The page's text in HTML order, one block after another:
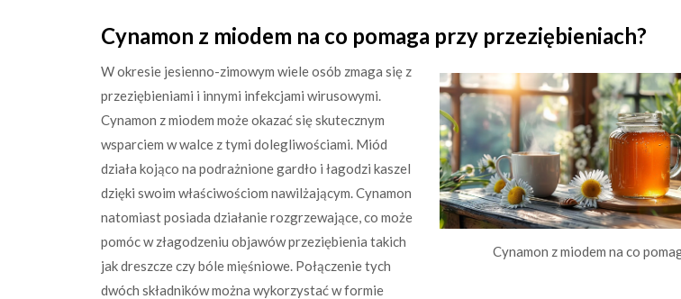
Cynamon z miodem na co pomaga przy przeziębieniach?
Cynamon z miodem na co
W okresie jesienno-zimowym wiele osób zmaga się z
przeziębieniami i innymi infekcjami wirusowymi.
Cynamon z miodem może okazać się skutecznym
wsparciem w walce z tymi dolegliwościami. Miód
działa kojąco na podrażnione gardło i łagodzi kaszel
dzięki swoim właściwościom nawilżającym. Cynamon
natomiast posiada działanie rozgrzewające, co może
pomóc w złagodzeniu objawów przeziębienia takich
jak dreszcze czy bóle mięśniowe. Połączenie tych
dwóch składników można wykorzystać w formie